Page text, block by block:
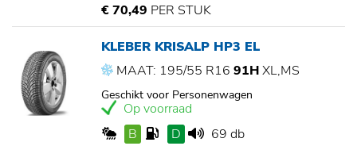
€ 70,49 PER STUK
KLEBER KRISALP HP3 EL
MAAT: 195/55 R16 91HXL,MS
Geschikt voor Personenwagen
Op voorraad
B
D
69 db